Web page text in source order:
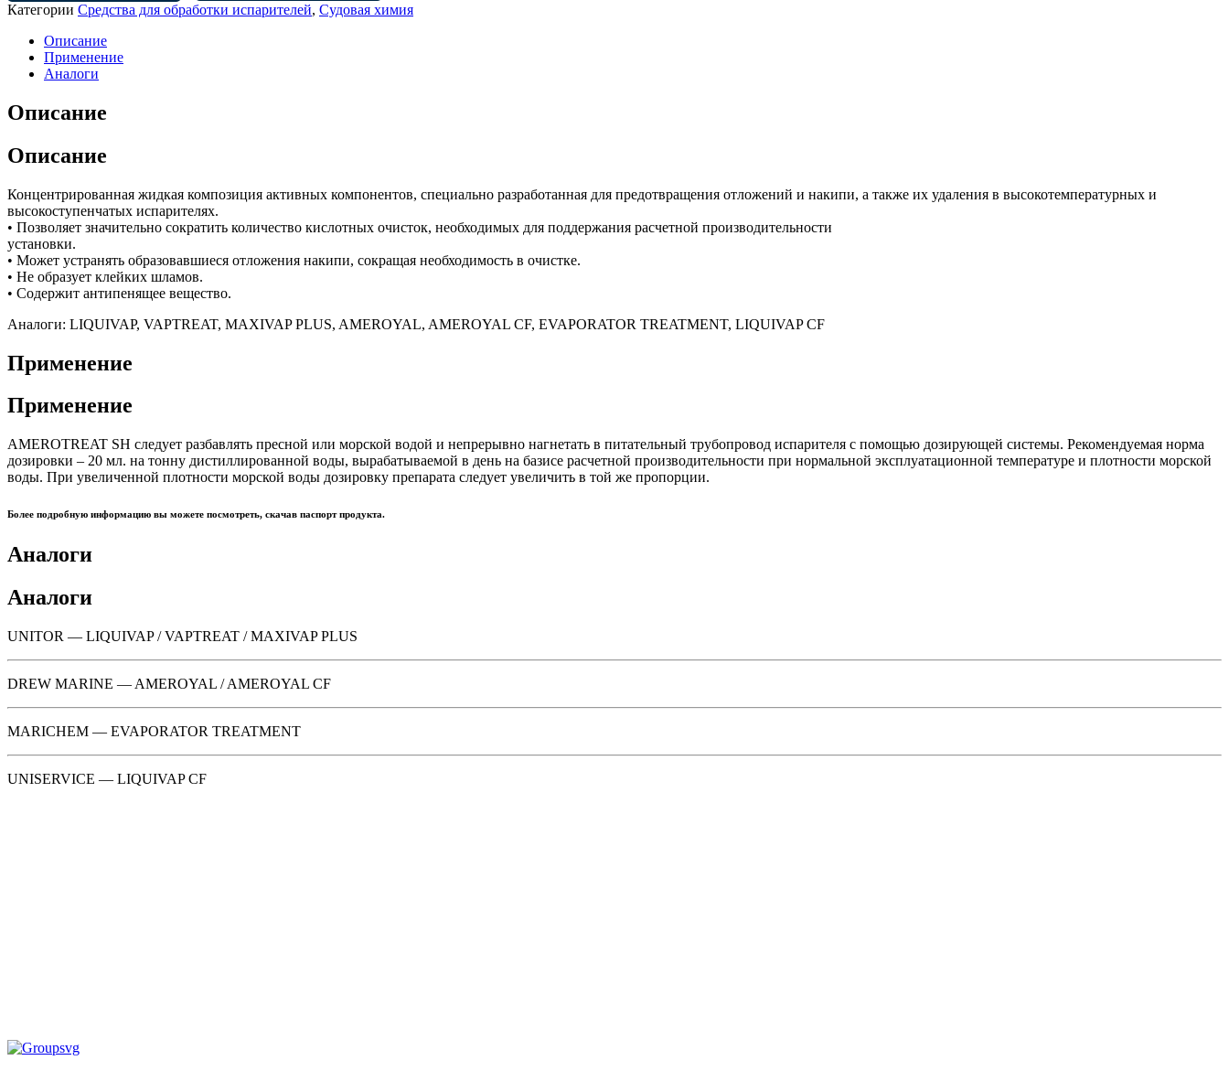
Категории Средства для обработки испарителей, Судовая химия
Описание
Применение
Аналоги
Описание
Описание
Концентрированная жидкая композиция активных компонентов, специально разработанная для предотвращения отложений и накипи, а также их удаления в высокотемпературных и
высокоступенчатых испарителях.
• Позволяет значительно сократить количество кислотных очисток, необходимых для поддержания расчетной производительности
установки.
• Может устранять образовавшиеся отложения накипи, сокращая необходимость в очистке.
• Не образует клейких шламов.
• Содержит антипенящее вещество.
Аналоги: LIQUIVAP, VAPTREAT, MAXIVAP PLUS, AMEROYAL, AMEROYAL CF, EVAPORATOR TREATMENT, LIQUIVAP CF
Применение
Применение
AMEROTREAT SH следует разбавлять пресной или морской водой и непрерывно нагнетать в питательный трубопровод испарителя с помощью дозирующей системы. Рекомендуемая норма
дозировки – 20 мл. на тонну дистиллированной воды, вырабатываемой в день на базисе расчетной производительности при нормальной эксплуатационной температуре и плотности морской
воды. При увеличенной плотности морской воды дозировку препарата следует увеличить в той же пропорции.
Более подробную информацию вы можете посмотреть, скачав паспорт продукта.
Аналоги
Аналоги
UNITOR — LIQUIVAP / VAPTREAT / MAXIVAP PLUS
DREW MARINE — AMEROYAL / AMEROYAL CF
MARICHEM — EVAPORATOR TREATMENT
UNISERVICE — LIQUIVAP CF